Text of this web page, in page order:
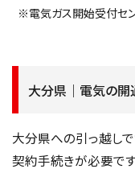
※電気ガス開始受付セ
大分県｜電気の
大分県への引っ越し
契約手続きが必要で